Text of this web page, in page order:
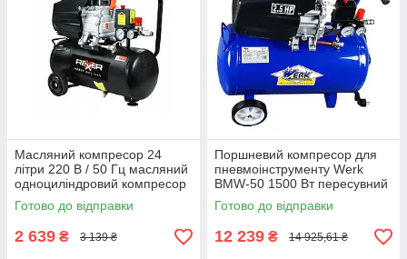
Масляний компресор 24
літри 220 В / 50 Гц масляний
одноциліндровий компресор
Готово до відправки
2 639 ₴ 3 139 ₴
Поршневий компресор для
пневмоінструменту Werk
BMW-50 1500 Вт пересувний
електричний компресор для
фарбування
Готово до відправки
12 239 ₴ 14 925,61 ₴